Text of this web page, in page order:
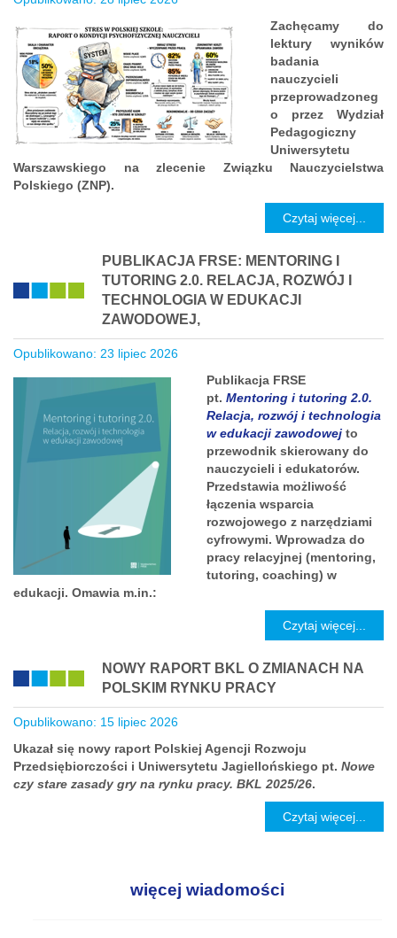
Zachęcamy do
lektury wyników
badania
nauczycieli
przeprowadzoneg
o przez Wydział
Pedagogiczny
Uniwersytetu
Warszawskiego na zlecenie Związku Nauczycielstwa
Polskiego (ZNP).
Czytaj więcej...
PUBLIKACJA FRSE: MENTORING I
TUTORING 2.0. RELACJA, ROZWÓJ I
TECHNOLOGIA W EDUKACJI
ZAWODOWEJ,
Opublikowano: 23 lipiec 2026
Publikacja FRSE
pt. Mentoring i tutoring 2.0.
Relacja, rozwój i technologia
w edukacji zawodowej to
przewodnik skierowany do
nauczycieli i edukatorów.
Przedstawia możliwość
łączenia wsparcia
rozwojowego z narzędziami
cyfrowymi. Wprowadza do
pracy relacyjnej (mentoring,
tutoring, coaching) w
edukacji. Omawia m.in.:
Czytaj więcej...
NOWY RAPORT BKL O ZMIANACH NA
POLSKIM RYNKU PRACY
Opublikowano: 15 lipiec 2026
Ukazał się nowy raport Polskiej Agencji Rozwoju
Przedsiębiorczości i Uniwersytetu Jagiellońskiego pt. Nowe
czy stare zasady gry na rynku pracy. BKL 2025/26.
Czytaj więcej...
więcej wiadomości